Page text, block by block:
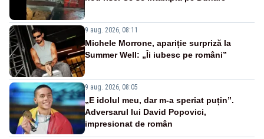
9 aug. 2026, 08:11
Michele Morrone, apariție surpriză la
Summer Well: „Îi iubesc pe români”
9 aug. 2026, 08:05
„E idolul meu, dar m-a speriat puțin”.
Adversarul lui David Popovici,
impresionat de român